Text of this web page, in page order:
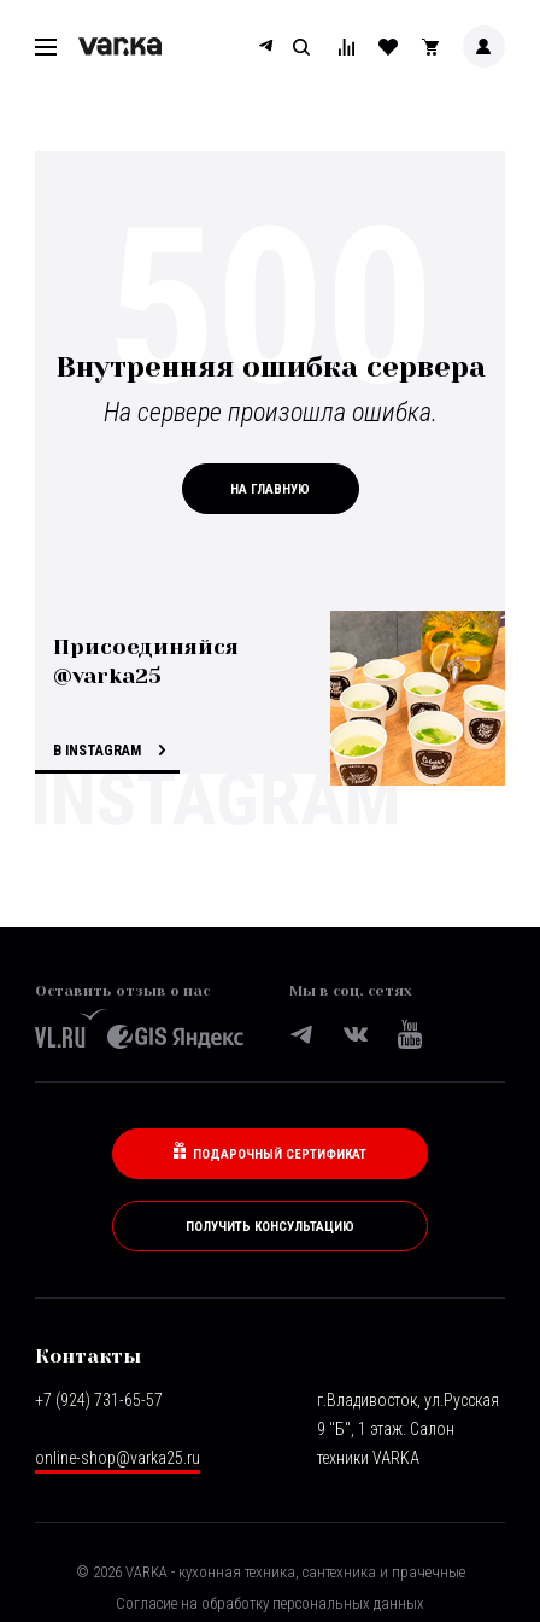
Внутренняя ошибка сервера
На сервере произошла ошибка.
НА ГЛАВНУЮ
500
Присоединяйся
@varka25
В INSTAGRAM
Оставить отзыв о нас Мы в соц. сетях
ПОДАРОЧНЫЙ СЕРТИФИКАТ
ПОЛУЧИТЬ КОНСУЛЬТАЦИЮ
Контакты
+7 (924) 731-65-57
online-shop@varka25.ru
г.Владивосток, ул.Русская
9 "Б", 1 этаж. Салон
техники VARKA
© 2026VARKA - кухонная техника, сантехника и прачечные
Согласие на обработку персональных данных